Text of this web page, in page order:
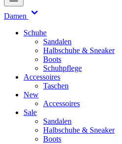
Damen
Schuhe
Sandalen
Halbschuhe & Sneaker
Boots
Schuhpflege
Accessoires
Taschen
New
Accessoires
Sale
Sandalen
Halbschuhe & Sneaker
Boots